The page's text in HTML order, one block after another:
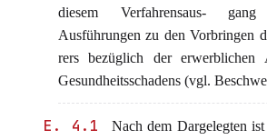
diesem Verfahrensaus-
Ausführungen zu den Vorbringen
rers bezüglich der erwerblichen
Gesundheitsschadens (vgl.
E. 4.1
Nach dem Dargelegten